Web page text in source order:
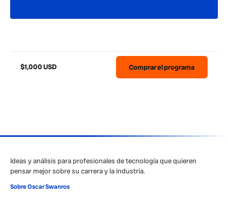
$1,000 USD Comprar el programa
Ideas y análisis para profesionales de tecnología que quieren
pensar mejor sobre su carrera y la industria.
Sobre Oscar Swanros